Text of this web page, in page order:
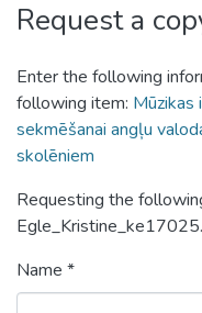
Request a
Enter the following
following item: Mūzikas
sekmēšanai angļu
skolēniem
Requesting the
Name *